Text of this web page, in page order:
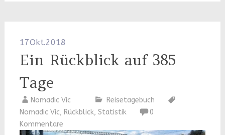
17Okt.2018
Ein Rückblick auf 385
Tage
Nomadic Vic
Reisetagebuch
Nomadic Vic, Rückblick, Statistik
0
Kommentare